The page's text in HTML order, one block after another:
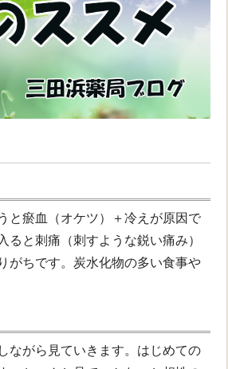
と瘀血（オケツ）＋冷えが原因で
と刺痛（刺すような鋭い痛み）
がちです。炭水化物の多い食事や
ながら見ていきます。はじめての